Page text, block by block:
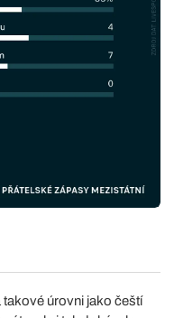
takové úrovni jako čeští